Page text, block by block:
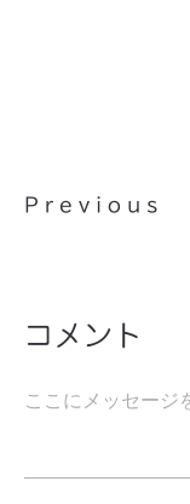
Previous
コメント